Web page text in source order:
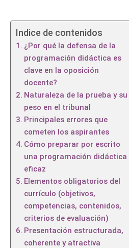
Indice de contenidos
¿Por qué la defensa de la
programación didáctica es
clave en la oposición
docente?
Naturaleza de la prueba y su
peso en el tribunal
Principales errores que
cometen los aspirantes
Cómo preparar por escrito
una programación didáctica
eficaz
Elementos obligatorios del
currículo (objetivos,
competencias, contenidos,
criterios de evaluación)
Presentación estructurada,
coherente y atractiva